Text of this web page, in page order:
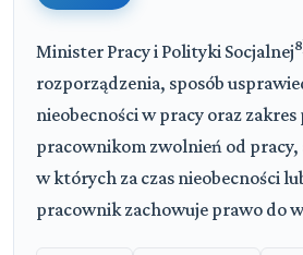
Minister Pracy i Polityki Socjalnej
rozporządzenia, sposób
nieobecności w pracy oraz zakres
pracownikom zwolnień od
w których za czas nieobecności
pracownik zachowuje prawo do